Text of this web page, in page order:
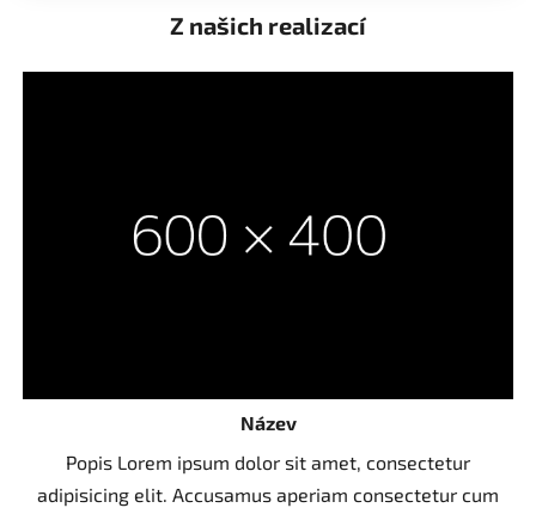
Z našich realizací
Název
Popis Lorem ipsum dolor sit amet, consectetur
adipisicing elit. Accusamus aperiam consectetur cum